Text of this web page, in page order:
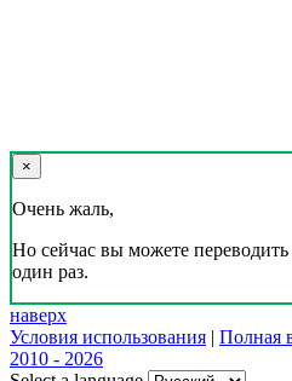
×
Очень жаль,
Но сейчас вы можете переводить
один раз.
наверх
Условия использования | Полная
2010 - 2026